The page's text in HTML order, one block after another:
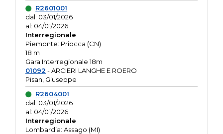
R2601001
dal: 03/01/2026
al: 04/01/2026
Interregionale
Piemonte: Priocca (CN)
18 m
Gara Interregionale 18m
01092 - ARCIERI LANGHE E ROERO
Pisan, Giuseppe
R2604001
dal: 03/01/2026
al: 04/01/2026
Interregionale
Lombardia: Assago (MI)